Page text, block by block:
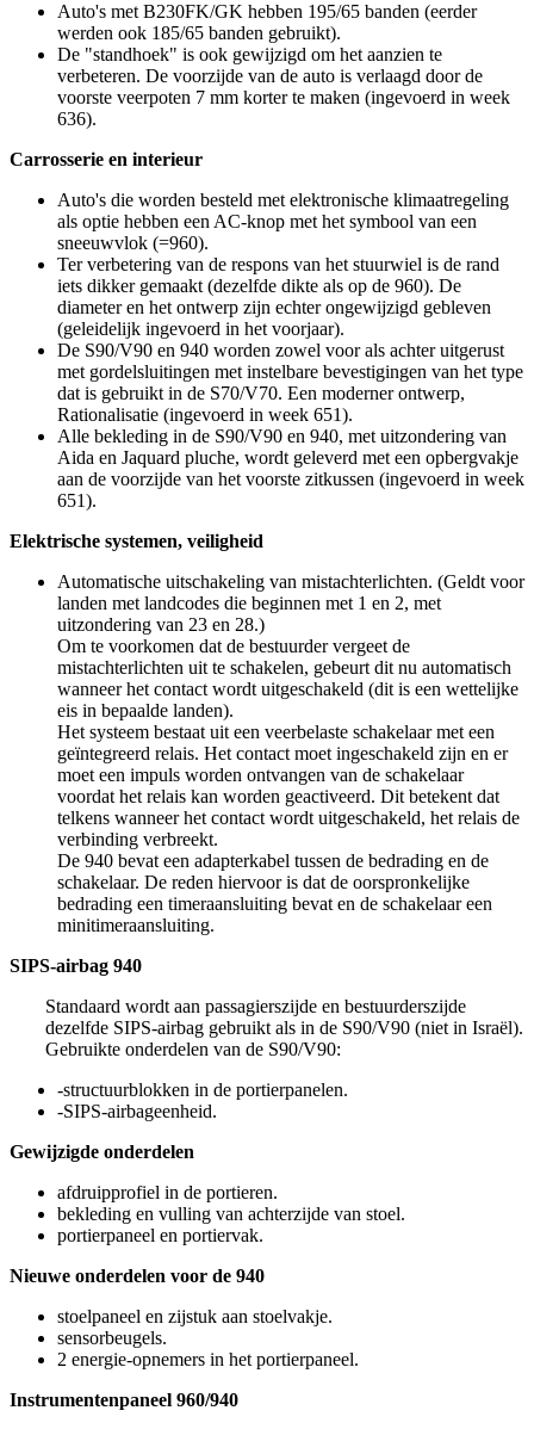
Auto's met B230FK/GK hebben 195/65 banden (eerder
werden ook 185/65 banden gebruikt).
De "standhoek" is ook gewijzigd om het aanzien te
verbeteren. De voorzijde van de auto is verlaagd door de
voorste veerpoten 7 mm korter te maken (ingevoerd in week
636).
Carrosserie en interieur
Auto's die worden besteld met elektronische klimaatregeling
als optie hebben een AC-knop met het symbool van een
sneeuwvlok (=960).
Ter verbetering van de respons van het stuurwiel is de rand
iets dikker gemaakt (dezelfde dikte als op de 960). De
diameter en het ontwerp zijn echter ongewijzigd gebleven
(geleidelijk ingevoerd in het voorjaar).
De S90/V90 en 940 worden zowel voor als achter uitgerust
met gordelsluitingen met instelbare bevestigingen van het type
dat is gebruikt in de S70/V70. Een moderner ontwerp,
Rationalisatie (ingevoerd in week 651).
Alle bekleding in de S90/V90 en 940, met uitzondering van
Aida en Jaquard pluche, wordt geleverd met een opbergvakje
aan de voorzijde van het voorste zitkussen (ingevoerd in week
651).
Elektrische systemen, veiligheid
Automatische uitschakeling van mistachterlichten. (Geldt voor
landen met landcodes die beginnen met 1 en 2, met
uitzondering van 23 en 28.)
Om te voorkomen dat de bestuurder vergeet de
mistachterlichten uit te schakelen, gebeurt dit nu automatisch
wanneer het contact wordt uitgeschakeld (dit is een wettelijke
eis in bepaalde landen).
Het systeem bestaat uit een veerbelaste schakelaar met een
geïntegreerd relais. Het contact moet ingeschakeld zijn en er
moet een impuls worden ontvangen van de schakelaar
voordat het relais kan worden geactiveerd. Dit betekent dat
telkens wanneer het contact wordt uitgeschakeld, het relais de
verbinding verbreekt.
De 940 bevat een adapterkabel tussen de bedrading en de
schakelaar. De reden hiervoor is dat de oorspronkelijke
bedrading een timeraansluiting bevat en de schakelaar een
minitimeraansluiting.
SIPS-airbag 940
Standaard wordt aan passagierszijde en bestuurderszijde
dezelfde SIPS-airbag gebruikt als in de S90/V90 (niet in Israël).
Gebruikte onderdelen van de S90/V90:
-structuurblokken in de portierpanelen.
-SIPS-airbageenheid.
Gewijzigde onderdelen
afdruipprofiel in de portieren.
bekleding en vulling van achterzijde van stoel.
portierpaneel en portiervak.
Nieuwe onderdelen voor de 940
stoelpaneel en zijstuk aan stoelvakje.
sensorbeugels.
2 energie-opnemers in het portierpaneel.
Instrumentenpaneel 960/940